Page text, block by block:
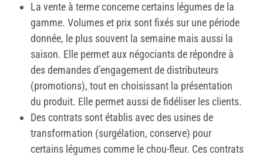
La vente à terme concerne certains légumes de la
gamme. Volumes et prix sont fixés sur une période
donnée, le plus souvent la semaine mais aussi la
saison. Elle permet aux négociants de répondre à
des demandes d’engagement de distributeurs
(promotions), tout en choisissant la présentation
du produit. Elle permet aussi de fidéliser les clients.
Des contrats sont établis avec des usines de
transformation (surgélation, conserve) pour
certains légumes comme le chou-fleur. Ces contrats